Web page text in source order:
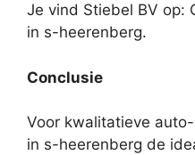
Je vind Stiebel BV op:
in s-heerenberg.
Conclusie
Voor kwalitatieve
in s-heerenberg de